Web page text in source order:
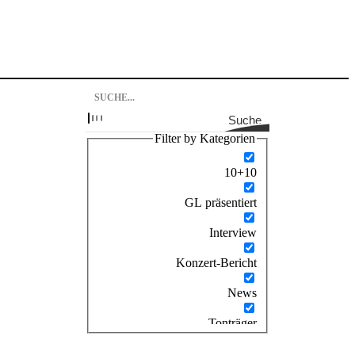
Suche
Filter by Kategorien
10+10
GL präsentiert
Interview
Konzert-Bericht
News
Tonträger